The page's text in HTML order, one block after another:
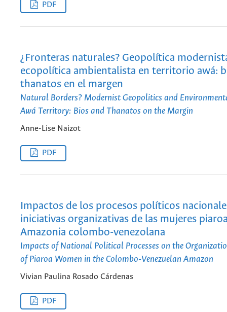
PDF
¿Fronteras naturales? Geopolítica
ecopolítica ambientalista en territorio awá:
thanatos en el margen
Natural Borders? Modernist Geopolitics and
Awá Territory: Bios and Thanatos on the Margin
Anne-Lise Naizot
PDF
Impactos de los procesos políticos
iniciativas organizativas de las mujeres
Amazonia colombo-venezolana
Impacts of National Political Processes on the
of Piaroa Women in the Colombo-Venezuelan Amazon
Vivian Paulina Rosado Cárdenas
PDF